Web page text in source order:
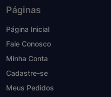
Páginas
Página Inicial
Fale Conosco
Minha Conta
Cadastre-se
Meus Pedidos